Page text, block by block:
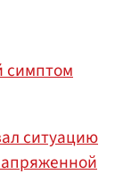
симптом
ситуацию